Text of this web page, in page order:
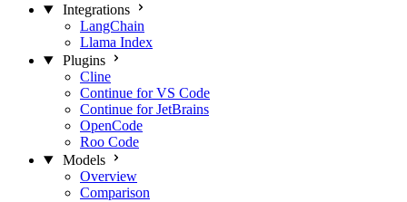
Integrations
LangChain
Llama Index
Plugins
Cline
Continue for VS Code
Continue for JetBrains
OpenCode
Roo Code
Models
Overview
Comparison